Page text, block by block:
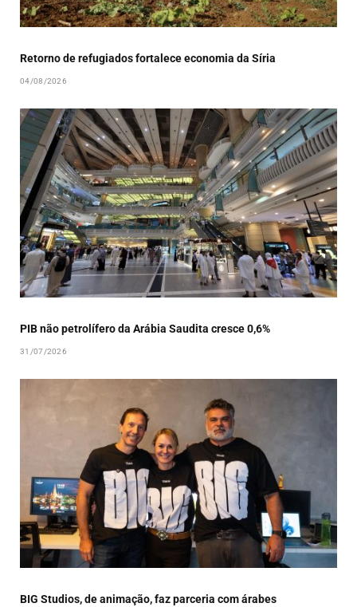
Retorno de refugiados fortalece economia da Síria
04/08/2026
PIB não petrolífero da Arábia Saudita cresce 0,6%
31/07/2026
BIG Studios, de animação, faz parceria com árabes